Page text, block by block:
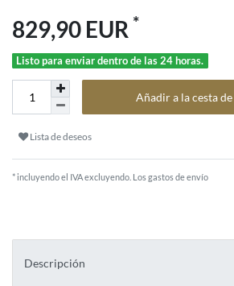
829,90 EUR *
Listo para enviar dentro de las 24 horas.
Añadir a la cesta
Lista de deseos
* incluyendo el IVA excluyendo. Los gastos de envío
Descripción